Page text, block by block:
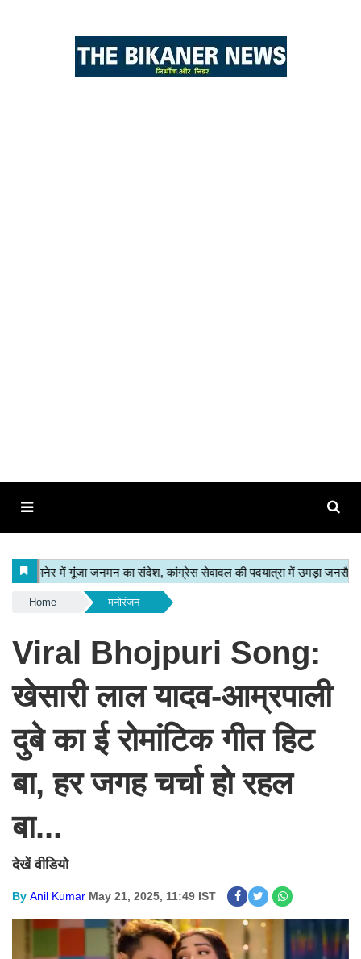
Home मनोरंजन
Viral Bhojpuri Song:
खेसारी लाल यादव-आम्रपाली
दुबे का ई रोमांटिक गीत हिट
बा, हर जगह चर्चा हो रहल
बा...
देखें वीडियो
By Anil Kumar May 21, 2025, 11:49 IST